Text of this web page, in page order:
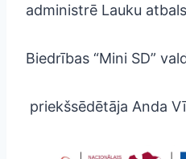
administrē Lauku
Biedrības “Mini SD”
priekšsēdētāja Anda